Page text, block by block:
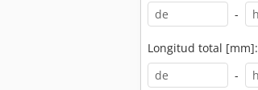
-
Longitud total [mm]:
-